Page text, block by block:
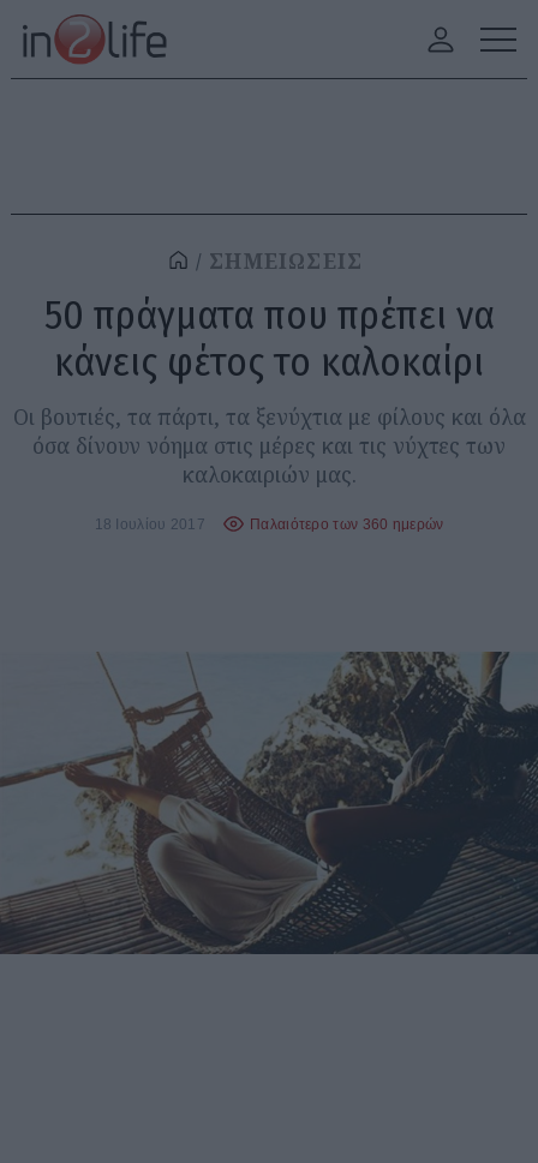
ΣΗΜΕΙΩΣΕΙΣ
50 πράγματα που πρέπει να
κάνεις φέτος το καλοκαίρι
Οι βουτιές, τα πάρτι, τα ξενύχτια με φίλους και όλα
όσα δίνουν νόημα στις μέρες και τις νύχτες των
καλοκαιριών μας.
18 Ιουλίου 2017 Παλαιότερο των 360 ημερών